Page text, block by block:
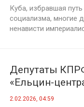
Куба, избравшая
социализма, многие
ненависти
Депутаты
«Ельцин-
2.02.2026, 04:59